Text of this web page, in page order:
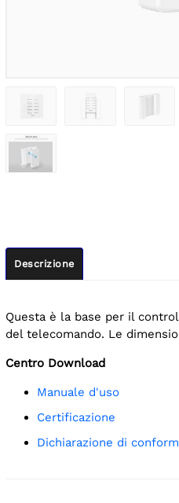
Descrizione
Questa è la base per il
del telecomando. Le
Centro Download
Manuale d'uso
Certificazione
Dichiarazione di